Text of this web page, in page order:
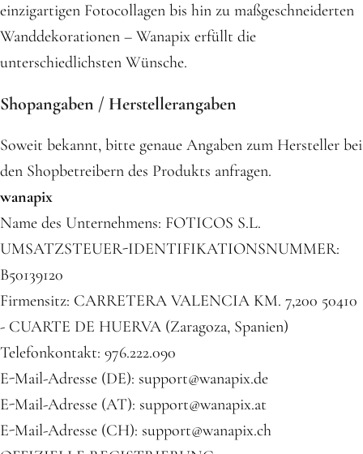
einzigartigen Fotocollagen bis hin zu maßgeschneiderten
Wanddekorationen – Wanapix erfüllt die
unterschiedlichsten Wünsche.
Shopangaben / Herstellerangaben
Soweit bekannt, bitte genaue Angaben zum Hersteller bei
den Shopbetreibern des Produkts anfragen.
wanapix
Name des Unternehmens: FOTICOS S.L.
UMSATZSTEUER-IDENTIFIKATIONSNUMMER:
B50139120
Firmensitz: CARRETERA VALENCIA KM. 7,200 50410
- CUARTE DE HUERVA (Zaragoza, Spanien)
Telefonkontakt: 976.222.090
E-Mail-Adresse (DE): support@wanapix.de
E-Mail-Adresse (AT): support@wanapix.at
E-Mail-Adresse (CH): support@wanapix.ch